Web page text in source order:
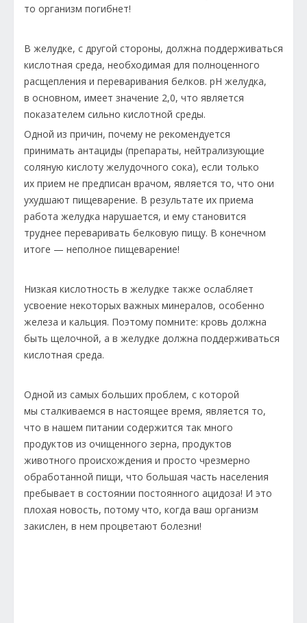
то организм погибнет!
В желудке, с другой стороны, должна поддерживаться
кислотная среда, необходимая для полноценного
расщепления и переваривания белков. pH желудка,
в основном, имеет значение 2,0, что является
показателем сильно кислотной среды.
Одной из причин, почему не рекомендуется
принимать антациды (препараты, нейтрализующие
соляную кислоту желудочного сока), если только
их прием не предписан врачом, является то, что они
ухудшают пищеварение. В результате их приема
работа желудка нарушается, и ему становится
труднее переваривать белковую пищу. В конечном
итоге — неполное пищеварение!
Низкая кислотность в желудке также ослабляет
усвоение некоторых важных минералов, особенно
железа и кальция. Поэтому помните: кровь должна
быть щелочной, а в желудке должна поддерживаться
кислотная среда.
Одной из самых больших проблем, с которой
мы сталкиваемся в настоящее время, является то,
что в нашем питании содержится так много
продуктов из очищенного зерна, продуктов
животного происхождения и просто чрезмерно
обработанной пищи, что большая часть населения
пребывает в состоянии постоянного ацидоза! И это
плохая новость, потому что, когда ваш организм
закислен, в нем процветают болезни!